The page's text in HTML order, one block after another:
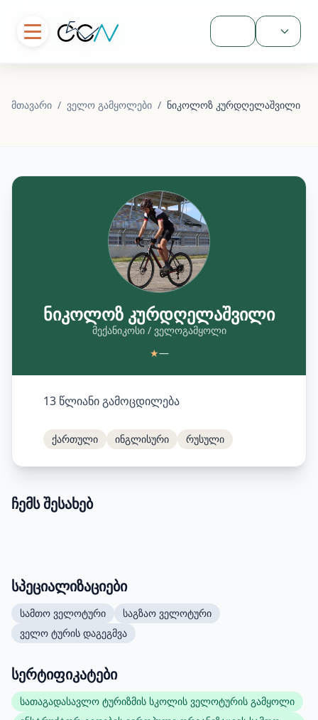
შესვლა
მთავარი / ველო გამყოლები / ნიკოლოზ კურდღელაშვილი
ნიკოლოზ კურდღელაშვილი
მექანიკოსი / ველოგამყოლი
★—
13 წლიანი გამოცდილება
ქართული ინგლისური რუსული
ჩემს შესახებ
სპეციალიზაციები
სამთო ველოტური
საგზაო ველოტური
ველო ტურის დაგეგმვა
სერტიფიკატები
სათაგადასავლო ტურიზმის სკოლის ველოტურის გამყოლი